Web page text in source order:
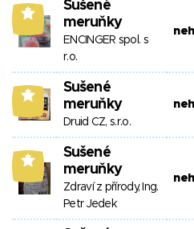
5
Sušené
meruňky
ENCINGER spol. s
r.o.
5
Sušené
meruňky
Druid CZ, s.r.o.
5
Sušené
meruňky
Zdraví z přírody, Ing.
Petr Jedek